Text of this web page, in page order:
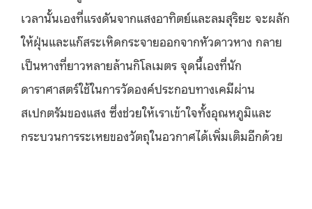
เวลานั้นเองที่แรงดันจากแสงอาทิตย์และลมสุริยะ จะผลัก
ให้ฝุ่นและแก๊สระเหิดกระจายออกจากหัวดาวหาง กลาย
เป็นหางที่ยาวหลายล้านกิโลเมตร จุดนี้เองที่นัก
ดาราศาสตร์ใช้ในการวัดองค์ประกอบทางเคมีผ่าน
สเปกตรัมของแสง ซึ่งช่วยให้เราเข้าใจทั้งอุณหภูมิและ
กระบวนการระเหยของวัตถุในอวกาศได้เพิ่มเติมอีกด้วย